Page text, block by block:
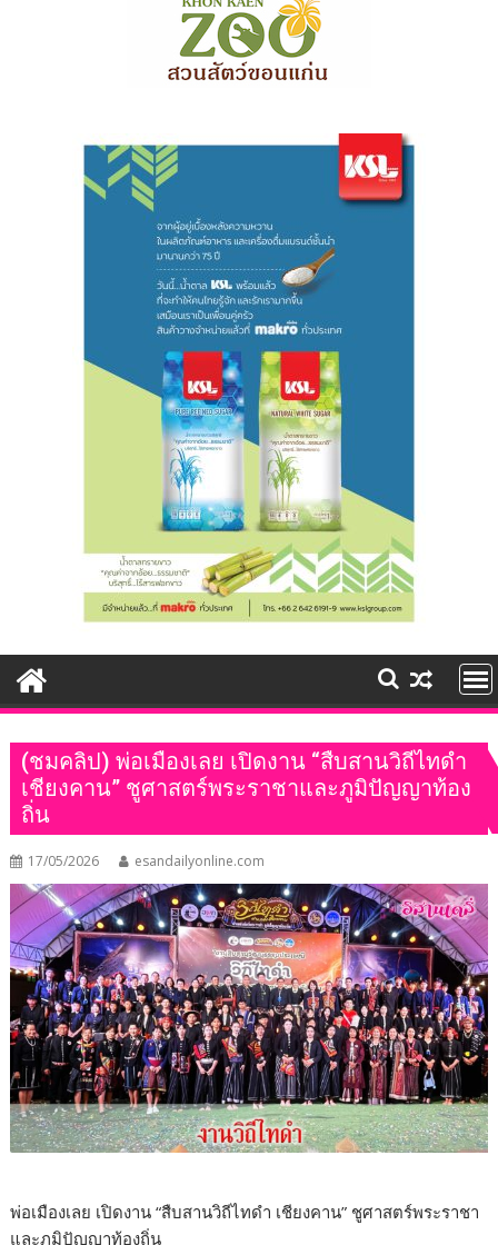
(ชมคลิป) พ่อเมืองเลย เปิดงาน “สืบสานวิถีไทดำ
เชียงคาน” ชูศาสตร์พระราชาและภูมิปัญญาท้อง
ถิ่น
17/05/2026 esandailyonline.com
พ่อเมืองเลย เปิดงาน “สืบสานวิถีไทดำ เชียงคาน” ชูศาสตร์พระราชา
และภูมิปัญญาท้องถิ่น